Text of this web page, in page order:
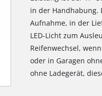
in der Handhabung.
Aufnahme, in der
LED-Licht zum
Reifenwechsel,
oder in Garagen
ohne Ladegerät,